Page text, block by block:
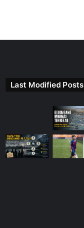
Last Modified Posts